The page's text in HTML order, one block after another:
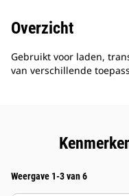
Overzicht
Gebruikt voor laden,
van verschillende
Weergave 1-3 van 6